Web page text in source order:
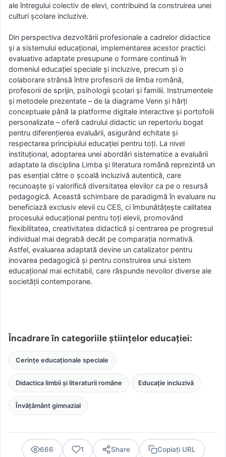
ale întregului colectiv de elevi, contribuind la construirea unei
culturi școlare incluzive.
Din perspectiva dezvoltării profesionale a cadrelor didactice
și a sistemului educațional, implementarea acestor practici
evaluative adaptate presupune o formare continuă în
domeniul educației speciale și incluzive, precum și o
colaborare strânsă între profesorii de limba română,
profesorii de sprijin, psihologii școlari și familii. Instrumentele
și metodele prezentate – de la diagrame Venn și hărți
conceptuale până la platforme digitale interactive și portofolii
personalizate – oferă cadrului didactic un repertoriu bogat
pentru diferențierea evaluării, asigurând echitate și
respectarea principiului educației pentru toți. La nivel
instituțional, adoptarea unei abordări sistematice a evaluării
adaptate la disciplina Limba și literatura română reprezintă un
pas esențial către o școală incluzivă autentică, care
recunoaște și valorifică diversitatea elevilor ca pe o resursă
pedagogică. Această schimbare de paradigmă în evaluare nu
beneficiază exclusiv elevii cu CES, ci îmbunătățește calitatea
procesului educațional pentru toți elevii, promovând
flexibilitatea, creativitatea didactică și centrarea pe progresul
individual mai degrabă decât pe comparația normativă.
Astfel, evaluarea adaptată devine un catalizator pentru
inovarea pedagogică și pentru construirea unui sistem
educațional mai echitabil, care răspunde nevoilor diverse ale
societății contemporane.
Încadrare în categoriile științelor educației:
Cerințe educaționale speciale
Didactica limbii și literaturii române Educație incluzivă
Învățământ gimnazial
666 1 Share Copiați URL